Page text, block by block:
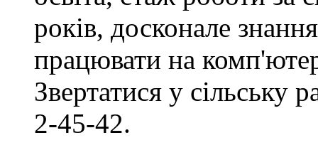
років, досконале
працювати на
Звертатися у сільську
2-45-42.